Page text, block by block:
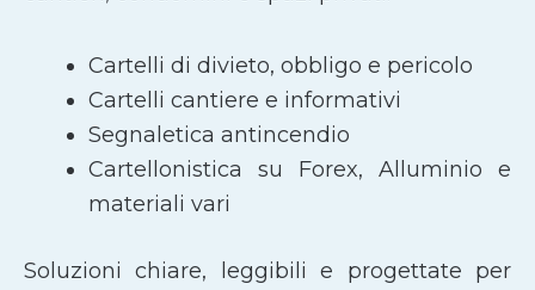
Cartelli di divieto, obbligo e pericolo
Cartelli cantiere e informativi
Segnaletica antincendio
Cartellonistica su Forex, Alluminio e
materiali vari
Soluzioni chiare, leggibili e progettate per